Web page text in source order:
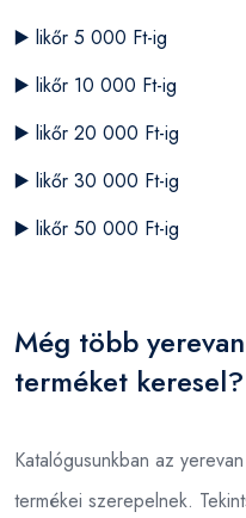
▶️ likőr 5 000 Ft-ig
▶️ likőr 10 000 Ft-ig
▶️ likőr 20 000 Ft-ig
▶️ likőr 30 000 Ft-ig
▶️ likőr 50 000 Ft-ig
Még több
terméket keresel?
Katalógusunkban az
termékei szerepelnek.